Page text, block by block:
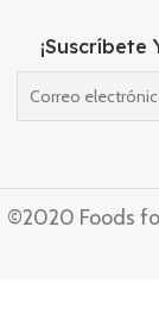
¡Suscríbete
©2020 Foods